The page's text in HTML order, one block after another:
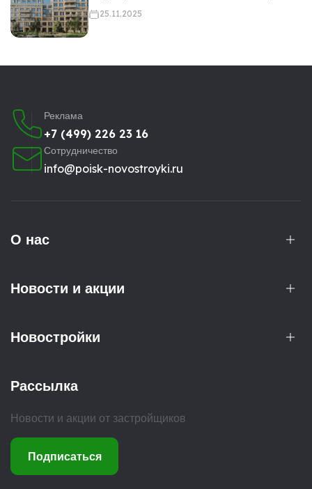
25.11.2025
Реклама
+7 (499) 226 23 16
Сотрудничество
info@poisk-novostroyki.ru
О нас
Новости и акции
Новостройки
Рассылка
Новости и акции от застройщиков
Подписаться